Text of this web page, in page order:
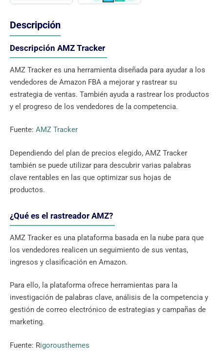
Descripción
Descripción AMZ Tracker
AMZ Tracker es una herramienta diseñada para ayudar a los
vendedores de Amazon FBA a mejorar y rastrear su
estrategia de ventas. También ayuda a rastrear los productos
y el progreso de los vendedores de la competencia.
Fuente: AMZ Tracker
Dependiendo del plan de precios elegido, AMZ Tracker
también se puede utilizar para descubrir varias palabras
clave rentables en las que optimizar sus hojas de
productos.
¿Qué es el rastreador AMZ?
AMZ Tracker es una plataforma basada en la nube para que
los vendedores realicen un seguimiento de sus ventas,
ingresos y clasificación en Amazon.
Para ello, la plataforma ofrece herramientas para la
investigación de palabras clave, análisis de la competencia y
gestión de correo electrónico de estrategias y campañas de
marketing.
Fuente: Rigorousthemes